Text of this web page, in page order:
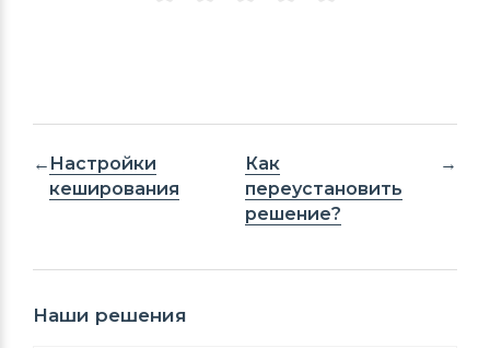
Настройки
кеширования
Как
переустановить
решение?
Наши решения